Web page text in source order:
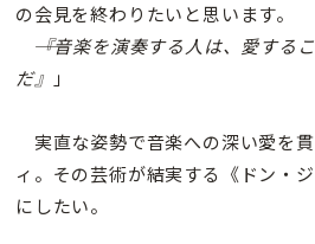
の会見を終わりたいと思います。
『音楽を演奏する人は、愛する
だ』 」
実直な姿勢で音楽への深い愛を
ィ。その芸術が結実する《ドン・
にしたい。